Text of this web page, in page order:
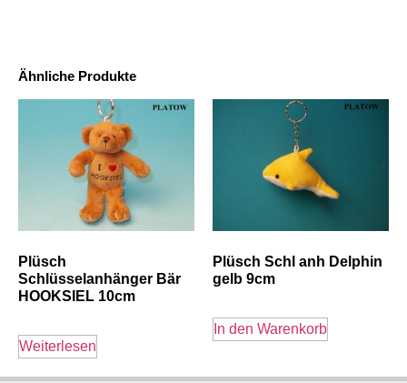
Ähnliche Produkte
Plüsch
Schlüsselanhänger Bär
HOOKSIEL 10cm
Weiterlesen
Plüsch Schl anh Delphin
gelb 9cm
In den Warenkorb